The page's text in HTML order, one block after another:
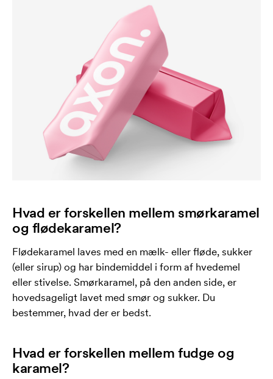
Hvad er forskellen mellem smørkaramel
og flødekaramel?
Flødekaramel laves med en mælk- eller fløde, sukker
(eller sirup) og har bindemiddel i form af hvedemel
eller stivelse. Smørkaramel, på den anden side, er
hovedsageligt lavet med smør og sukker. Du
bestemmer, hvad der er bedst.
Hvad er forskellen mellem fudge og
karamel?